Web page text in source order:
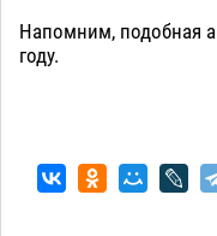
Напомним, подобная
году.